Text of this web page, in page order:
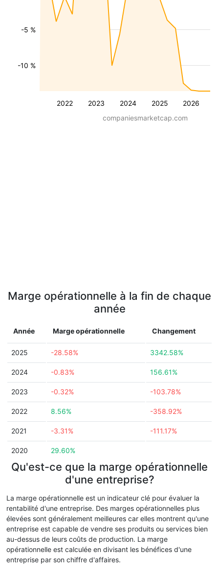
2022 2023 2024 2025 2026
-10 %
-5 %
companiesmarketcap.com
Marge opérationnelle à la fin de chaque
année
Année Marge opérationnelle Changement
2025 -28.58% 3342.58%
2024 -0.83% 156.61%
2023 -0.32% -103.78%
2022 8.56% -358.92%
2021 -3.31% -111.17%
2020 29.60%
Qu'est-ce que la marge opérationnelle
d'une entreprise?
La marge opérationnelle est un indicateur clé pour évaluer la
rentabilité d'une entreprise. Des marges opérationnelles plus
élevées sont généralement meilleures car elles montrent qu'une
entreprise est capable de vendre ses produits ou services bien
au-dessus de leurs coûts de production. La marge
opérationnelle est calculée en divisant les bénéfices d'une
entreprise par son chiffre d'affaires.